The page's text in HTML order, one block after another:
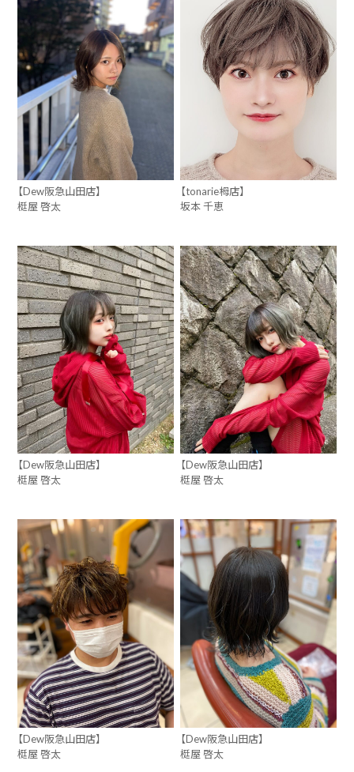
【Dew阪急山田店】
梃屋 啓太
【tonarie栂店】
坂本 千恵
【Dew阪急山田店】
梃屋 啓太
【Dew阪急山田店】
梃屋 啓太
【Dew阪急山田店】
梃屋 啓太
【Dew阪急山田店】
梃屋 啓太